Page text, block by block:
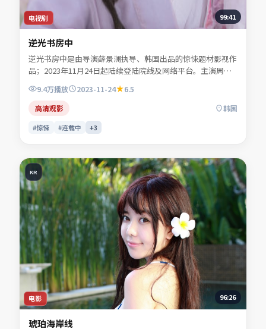
电视剧 99:41
逆光书房中
逆光书房中是由导演薛景澜执导、韩国出品的惊悚题材影视作
品；2023年11月24日起陆续登陆院线及网络平台。主演周屿
森、商时序、闻晚风、许南星等共同诠释一段充满转折的人物
命运。地缘风貌被写得具体可信，地域气质成为叙事推手。适
合检索「惊悚电影」「韩国影片」「2023年上映」等关键词
9.4万播放 2023-11-24
6.5
高清观影
韩国
#惊悚 #连载中 +3
电影
KR
96:26
琥珀海岸线